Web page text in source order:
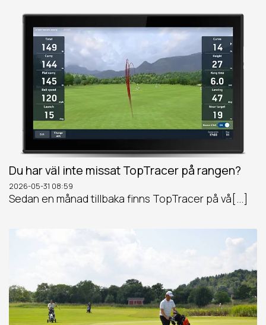
Du har väl inte missat TopTracer på rangen?
2026-05-31 08:59
Sedan en månad tillbaka finns TopTracer på vå[...]